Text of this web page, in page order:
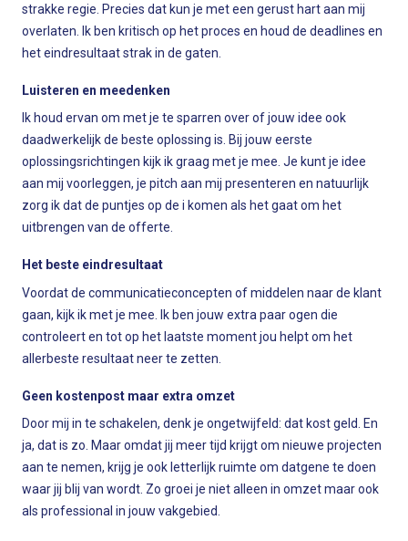
strakke regie. Precies dat kun je met een gerust hart aan mij
overlaten. Ik ben kritisch op het proces en houd de deadlines en
het eindresultaat strak in de gaten.
Luisteren en meedenken
Ik houd ervan om met je te sparren over of jouw idee ook
daadwerkelijk de beste oplossing is. Bij jouw eerste
oplossingsrichtingen kijk ik graag met je mee. Je kunt je idee
aan mij voorleggen, je pitch aan mij presenteren en natuurlijk
zorg ik dat de puntjes op de i komen als het gaat om het
uitbrengen van de offerte.
Het beste eindresultaat
Voordat de communicatieconcepten of middelen naar de klant
gaan, kijk ik met je mee. Ik ben jouw extra paar ogen die
controleert en tot op het laatste moment jou helpt om het
allerbeste resultaat neer te zetten.
Geen kostenpost maar extra omzet
Door mij in te schakelen, denk je ongetwijfeld: dat kost geld. En
ja, dat is zo. Maar omdat jij meer tijd krijgt om nieuwe projecten
aan te nemen, krijg je ook letterlijk ruimte om datgene te doen
waar jij blij van wordt. Zo groei je niet alleen in omzet maar ook
als professional in jouw vakgebied.